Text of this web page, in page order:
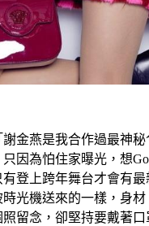
金燕是我合作過最神
因為怕住家曝光，想
登上跨年舞台才會有最
光機送來的一樣，身
留念，卻堅持要戴著口